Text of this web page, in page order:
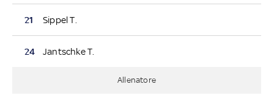
21 Sippel T.
24 Jantschke T.
Allenatore